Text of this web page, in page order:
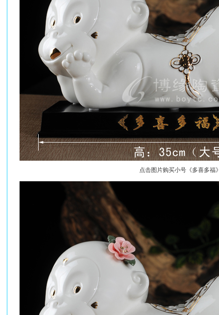
点击图片购买小号《多喜多福